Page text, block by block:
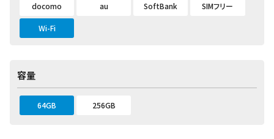
docomo au SoftBank SIMフリー
Wi-Fi
容量
64GB 256GB